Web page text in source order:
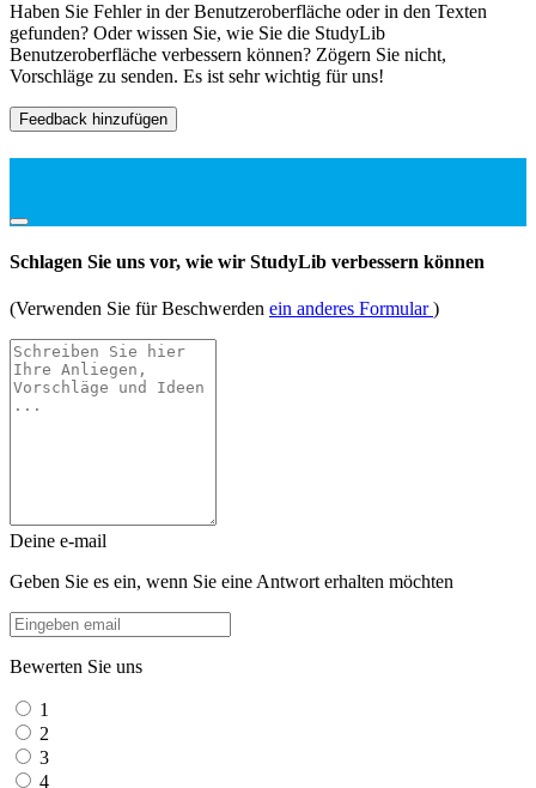
Haben Sie Fehler in der Benutzeroberfläche oder in den Texten
gefunden? Oder wissen Sie, wie Sie die StudyLib
Benutzeroberfläche verbessern können? Zögern Sie nicht,
Vorschläge zu senden. Es ist sehr wichtig für uns!
Feedback hinzufügen
Schlagen Sie uns vor, wie wir StudyLib verbessern können
(Verwenden Sie für Beschwerden ein anderes Formular)
Deine e-mail
Geben Sie es ein, wenn Sie eine Antwort erhalten möchten
Bewerten Sie uns
1
2
3
4